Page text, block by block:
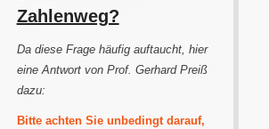
Zahlenweg?
Da diese Frage häufig auftaucht, hier
eine Antwort von Prof. Gerhard Preiß
dazu:
Bitte achten Sie unbedingt darauf,